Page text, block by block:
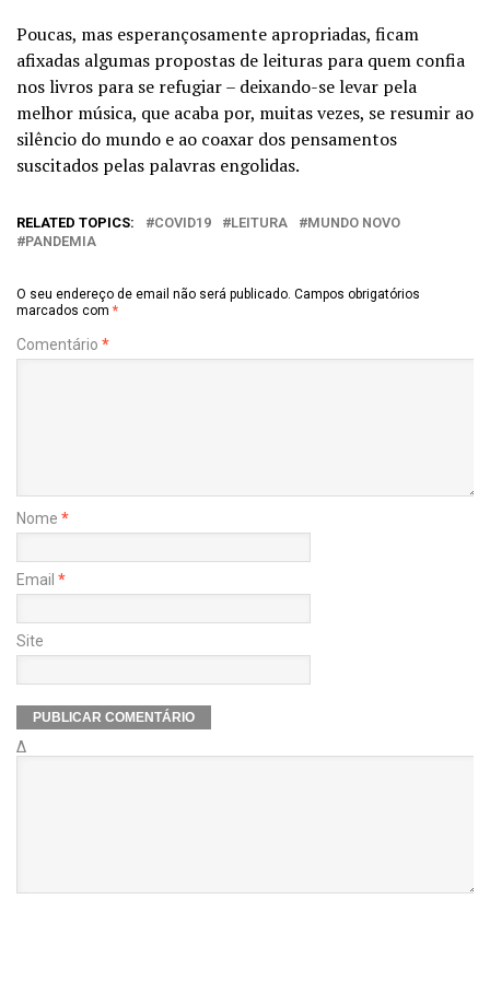
Poucas, mas esperançosamente apropriadas, ficam
afixadas algumas propostas de leituras para quem confia
nos livros para se refugiar – deixando-se levar pela
melhor música, que acaba por, muitas vezes, se resumir ao
silêncio do mundo e ao coaxar dos pensamentos
suscitados pelas palavras engolidas.
RELATED TOPICS: COVID19 LEITURA
MUNDO NOVO
PANDEMIA
O seu endereço de email não será publicado. Campos obrigatórios
marcados com *
Comentário *
Nome *
Email *
Site
Δ